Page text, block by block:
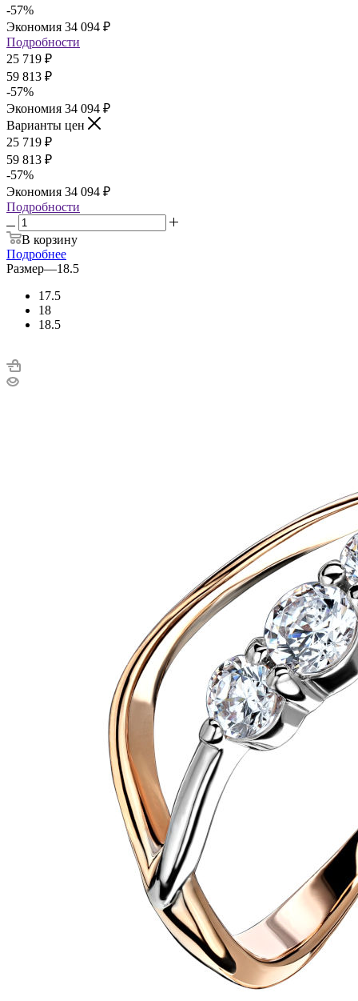
-57%
Экономия 34 094 ₽
Подробности
25 719 ₽
59 813 ₽
-57%
Экономия 34 094 ₽
Варианты цен
25 719 ₽
59 813 ₽
-57%
Экономия 34 094 ₽
Подробности
В корзину
Подробнее
Размер—18.5
17.5
18
18.5